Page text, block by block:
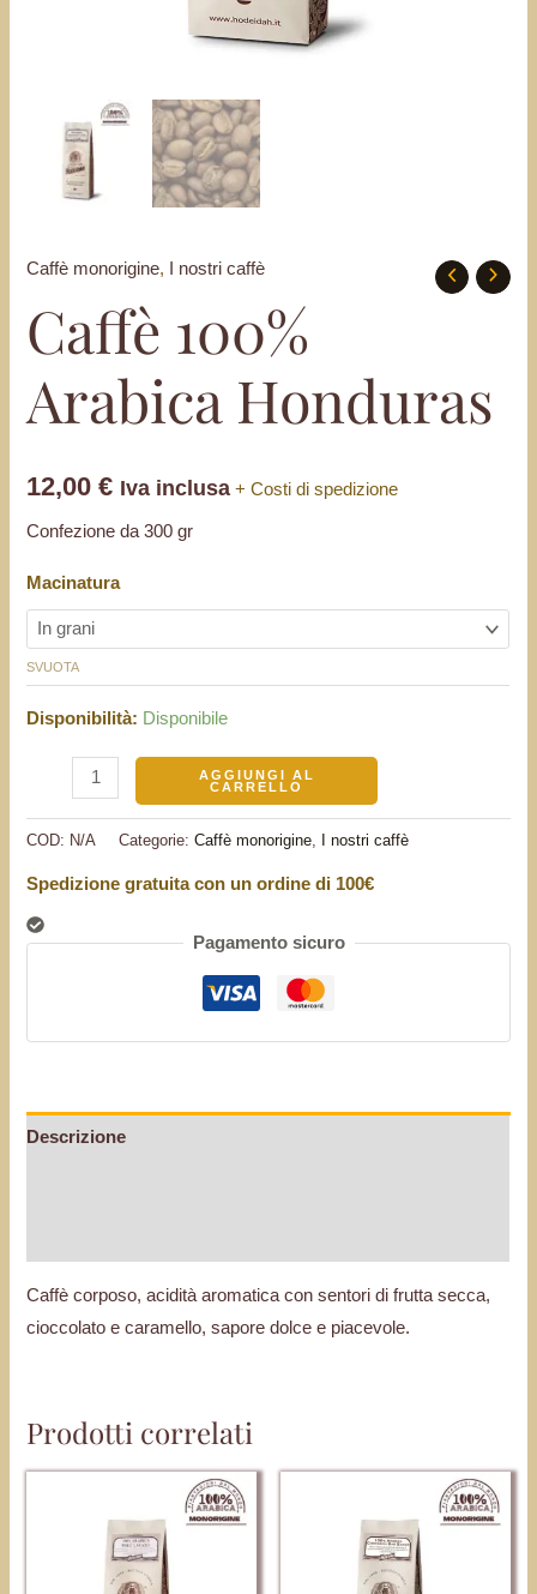
Caffè monorigine, I nostri caffè
Caffè 100%
Arabica Honduras
12,00€ Iva inclusa + Costi di spedizione
Confezione da 300 gr
Macinatura
SVUOTA
Disponibilità: Disponibile
Caffè
Arabica
quantità
AGGIUNGI AL
CARRELLO
COD: N/A Categorie:Caffè monorigine, I nostri caffè
Spedizione gratuita con un ordine di 100€
Pagamento sicuro
Descrizione
Caffè corposo, acidità aromatica con sentori di frutta secca,
cioccolato e caramello, sapore dolce e piacevole.
Prodotti correlati
Questo
prodotto
ha
più
Questo
prodotto
ha
più